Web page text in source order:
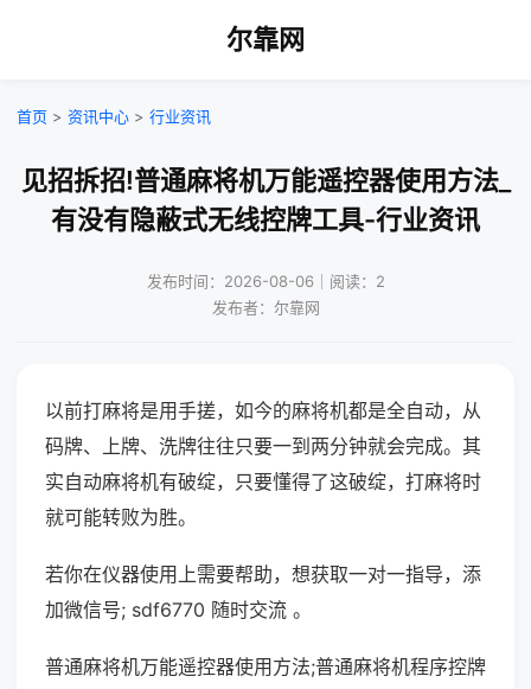
尔靠网
首页 > 资讯中心 > 行业资讯
见招拆招!普通麻将机万能遥控器使用方法_
有没有隐蔽式无线控牌工具-行业资讯
发布时间：2026-08-06｜阅读：2
发布者：尔靠网
以前打麻将是用手搓，如今的麻将机都是全自动，从
码牌、上牌、洗牌往往只要一到两分钟就会完成。其
实自动麻将机有破绽，只要懂得了这破绽，打麻将时
就可能转败为胜。
若你在仪器使用上需要帮助，想获取一对一指导，添
加微信号; sdf6770 随时交流 。
普通麻将机万能遥控器使用方法;普通麻将机程序控牌